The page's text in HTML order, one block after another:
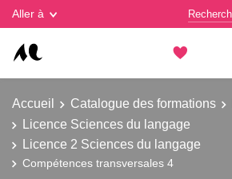
Aller à
Accueil Catalogue des formations
Licence Sciences du langage
Licence 2 Sciences du langage
Compétences transversales 4
Gestion des cookies